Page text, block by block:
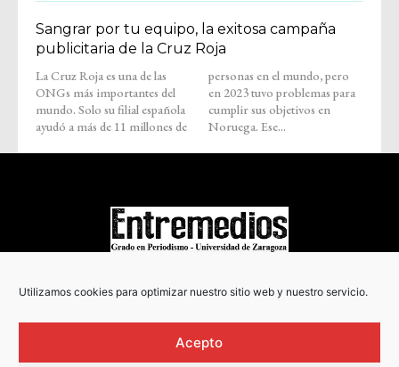
Utilizamos cookies para optimizar nuestro sitio web y nuestro servicio.
Acepto
Sangrar por tu equipo, la exitosa campaña
publicitaria de la Cruz Roja
La Cruz Roja es una de las
ONGs más importantes del
mundo. Solo su filial española
ayudó a más de 11 millones de
personas en el mundo, pero
en 2023 tuvo problemas para
cumplir sus objetivos en
Noruega. Ese...